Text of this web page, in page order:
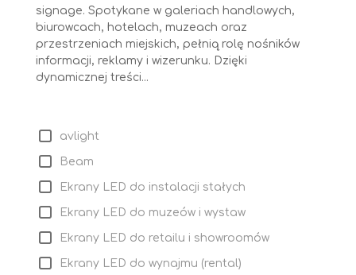
signage. Spotykane w galeriach handlowych,
biurowcach, hotelach, muzeach oraz
przestrzeniach miejskich, pełnią rolę nośników
informacji, reklamy i wizerunku. Dzięki
dynamicznej treści...
avlight
Beam
Ekrany LED do instalacji stałych
Ekrany LED do muzeów i wystaw
Ekrany LED do retailu i showroomów
Ekrany LED do wynajmu (rental)